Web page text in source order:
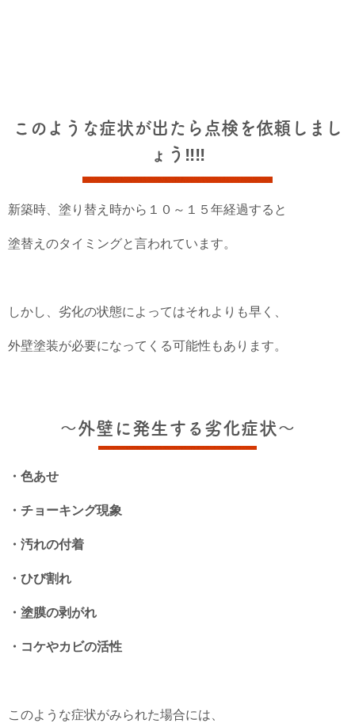
このような症状が出たら点検を依頼しまし
ょう‼‼
新築時、塗り替え時から１０～１５年経過すると
塗替えのタイミングと言われています。
しかし、劣化の状態によってはそれよりも早く、
外壁塗装が必要になってくる可能性もあります。
～外壁に発生する劣化症状～
・色あせ
・チョーキング現象
・汚れの付着
・ひび割れ
・塗膜の剥がれ
・コケやカビの活性
このような症状がみられた場合には、